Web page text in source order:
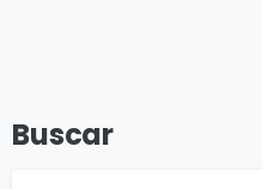
Buscar